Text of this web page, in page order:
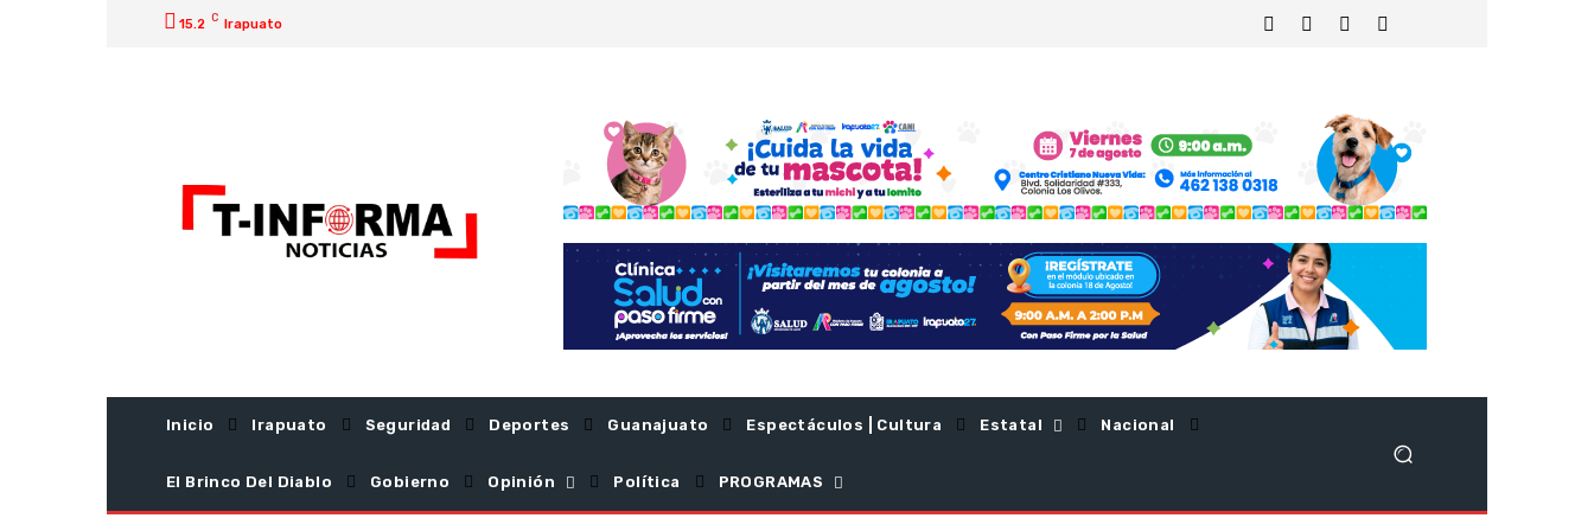
15.2 C Irapuato
Inicio Irapuato Seguridad Deportes Guanajuato Espectáculos | Cultura Estatal Nacional
El Brinco Del Diablo Gobierno Opinión Política PROGRAMAS